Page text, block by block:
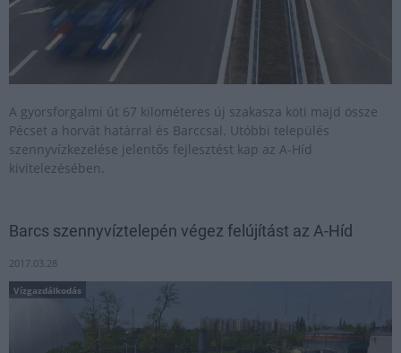
A gyorsforgalmi út 67 kilométeres új szakasza köti majd össze
Pécset a horvát határral és Barccsal. Utóbbi település
szennyvízkezelése jelentős fejlesztést kap az A-Híd
kivitelezésében.
Barcs szennyvíztelepén végez felújítást az A-Híd
2017.03.28
Vízgazdálkodás